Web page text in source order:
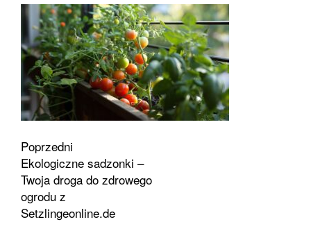
Zobacz
wpisy
Poprzedni
Ekologiczne sadzonki –
Twoja droga do zdrowego
ogrodu z
Setzlingeonline.de